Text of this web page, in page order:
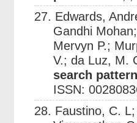
27. Edwards,
Gandhi
Mervyn P.;
V.; da Luz, M.
search
ISSN:
28. Faustino, C.